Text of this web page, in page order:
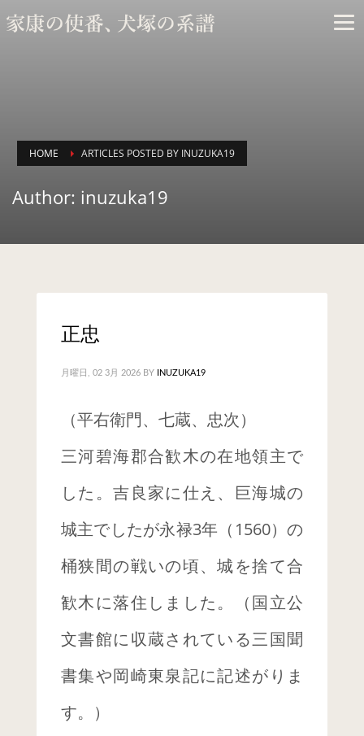
ARCHIVES
2025年2月
2024年12月
2023年3月
2023年2月
2022年9月
2021年12月
2021年10月
HOME ARTICLES POSTED BY INUZUKA19
Author: inuzuka19
正忠
月曜日, 02 3月 2026 BY INUZUKA19
（平右衛門、七蔵、忠次）
三河碧海郡合歓木の在地領主で
した。吉良家に仕え、巨海城の
城主でしたが永禄3年（1560）の
桶狭間の戦いの頃、城を捨て合
歓木に落住しました。（国立公
文書館に収蔵されている三国聞
書集や岡崎東泉記に記述がりま
す。）